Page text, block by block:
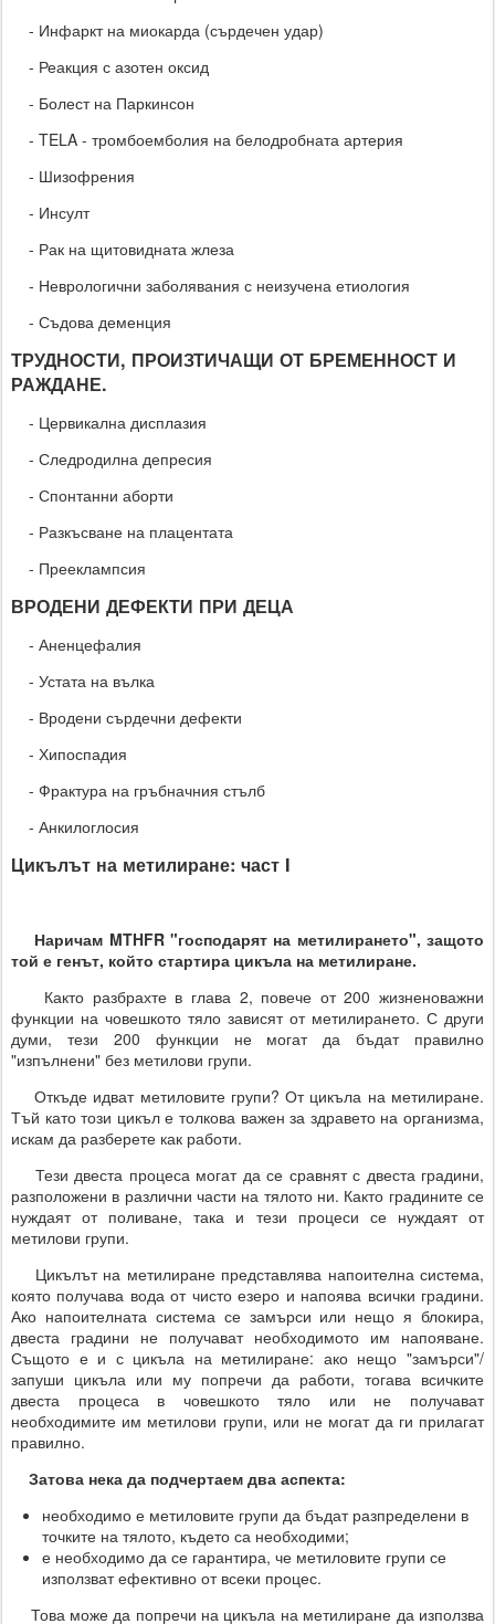
- Инфаркт на миокарда (сърдечен удар)
- Реакция с азотен оксид
- Болест на Паркинсон
- TELA - тромбоемболия на белодробната артерия
- Шизофрения
- Инсулт
- Рак на щитовидната жлеза
- Неврологични заболявания с неизучена етиология
- Съдова деменция
ТРУДНОСТИ, ПРОИЗТИЧАЩИ ОТ БРЕМЕННОСТ И
РАЖДАНЕ.
- Цервикална дисплазия
- Следродилна депресия
- Спонтанни аборти
- Разкъсване на плацентата
- Прееклампсия
ВРОДЕНИ ДЕФЕКТИ ПРИ ДЕЦА
- Аненцефалия
- Устата на вълка
- Вродени сърдечни дефекти
- Хипоспадия
- Фрактура на гръбначния стълб
- Анкилоглосия
Цикълът на метилиране: част I
Наричам MTHFR "господарят на метилирането", защото
той е генът, който стартира цикъла на метилиране.
Както разбрахте в глава 2, повече от 200 жизненоважни
функции на човешкото тяло зависят от метилирането. С други
думи, тези 200 функции не могат да бъдат правилно
"изпълнени" без метилови групи.
Откъде идват метиловите групи? От цикъла на метилиране.
Тъй като този цикъл е толкова важен за здравето на организма,
искам да разберете как работи.
Тези двеста процеса могат да се сравнят с двеста градини,
разположени в различни части на тялото ни. Както градините се
нуждаят от поливане, така и тези процеси се нуждаят от
метилови групи.
Цикълът на метилиране представлява напоителна система,
която получава вода от чисто езеро и напоява всички градини.
Ако напоителната система се замърси или нещо я блокира,
двеста градини не получават необходимото им напояване.
Същото е и с цикъла на метилиране: ако нещо "замърси"/
запуши цикъла или му попречи да работи, тогава всичките
двеста процеса в човешкото тяло или не получават
необходимите им метилови групи, или не могат да ги прилагат
правилно.
Затова нека да подчертаем два аспекта:
необходимо е метиловите групи да бъдат разпределени в
точките на тялото, където са необходими;
е необходимо да се гарантира, че метиловите групи се
използват ефективно от всеки процес.
Това може да попречи на цикъла на метилиране да използва